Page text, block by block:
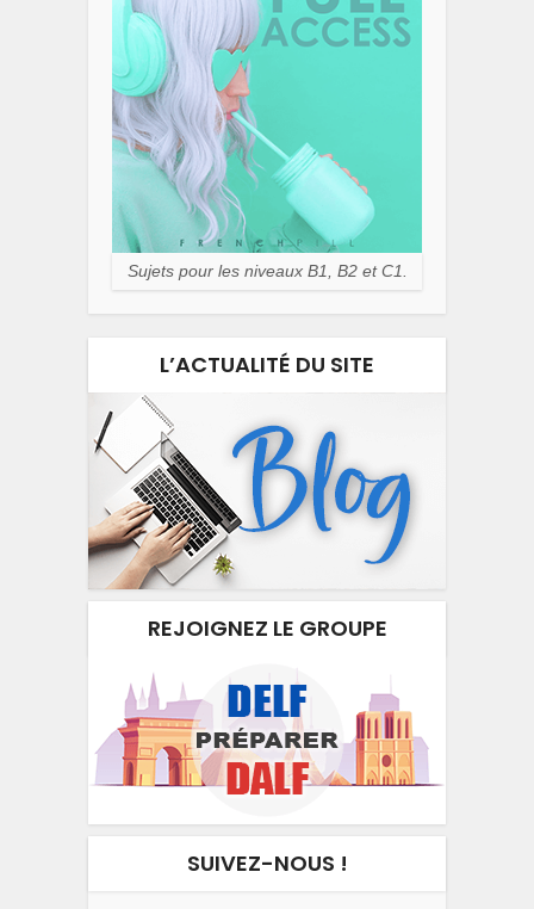
Sujets pour les niveaux B1, B2 et C1.
L’ACTUALITÉ DU SITE
REJOIGNEZ LE GROUPE
SUIVEZ-NOUS !